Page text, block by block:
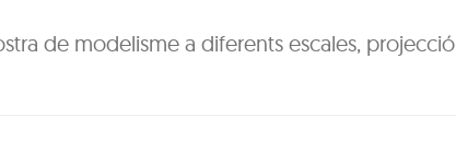
de modelisme a diferents escales, projecció